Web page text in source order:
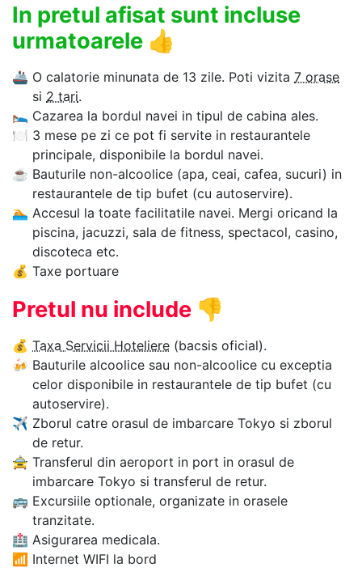
In pretul afisat sunt incluse
urmatoarele 👍
🚢 O calatorie minunata de 13 zile. Poti vizita 7 orase
si 2 tari.
🛌 Cazarea la bordul navei in tipul de cabina ales.
🍽 3 mese pe zi ce pot fi servite in restaurantele
principale, disponibile la bordul navei.
☕ Bauturile non-alcoolice (apa, ceai, cafea, sucuri) in
restaurantele de tip bufet (cu autoservire).
🏊‍ Accesul la toate facilitatile navei. Mergi oricand la
piscina, jacuzzi, sala de fitness, spectacol, casino,
discoteca etc.
💰 Taxe portuare
Pretul nu include 👎
💰 Taxa Servicii Hoteliere (bacsis oficial).
🍻 Bauturile alcoolice sau non-alcoolice cu exceptia
celor disponibile in restaurantele de tip bufet (cu
autoservire).
✈ Zborul catre orasul de imbarcare Tokyo si zborul
de retur.
🚖 Transferul din aeroport in port in orasul de
imbarcare Tokyo si transferul de retur.
🚌 Excursiile optionale, organizate in orasele
tranzitate.
🏥 Asigurarea medicala.
📶 Internet WIFI la bord